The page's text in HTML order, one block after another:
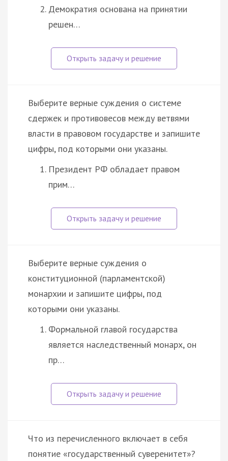
Демократия основана на принятии
решен…
Выберите верные суждения о системе
сдержек и противовесов между ветвями
власти в правовом государстве и запишите
цифры, под которыми они указаны.
Президент РФ обладает правом
прим…
Выберите верные суждения о
конституционной (парламентской)
монархии и запишите цифры, под
которыми они указаны.
Формальной главой государства
является наследственный монарх, он
пр…
Что из перечисленного включает в себя
понятие «государственный суверенитет»?